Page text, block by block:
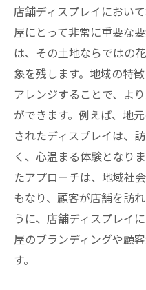
店舗ディスプレイにおい
屋にとって非常に重要な
は、その土地ならではの
象を残します。地域の特
アレンジすることで、よ
ができます。例えば、地
されたディスプレイは、
く、心温まる体験となり
たアプローチは、地域社
もなり、顧客が店舗を訪
うに、店舗ディスプレイ
屋のブランディングや顧
す。